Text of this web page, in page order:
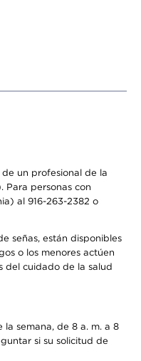
un profesional de la
Para personas con
al 916-263-2382 o
señas, están disponibles
o los menores actúen
del cuidado de la salud
semana, de 8 a. m. a 8
si su solicitud de